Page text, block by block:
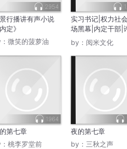
2954
行播讲有声小说
内定》
微笑的菠萝油
实习书记|权力社
场黑幕|内定干部|
祯
by： 阅米文化
1964
第七章
桃李罗堂前
夜的第七章
by： 三秋之声